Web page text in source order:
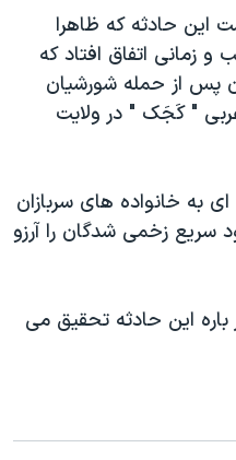
این حادثه که ظاهرا
زمانی اتفاق افتاد که
پس از حمله شورشیان
" کَجَک " در ولایت
ای به خانواده های سربازان
زخمی شدگان را آرزو
باره این حادثه تحقیق می